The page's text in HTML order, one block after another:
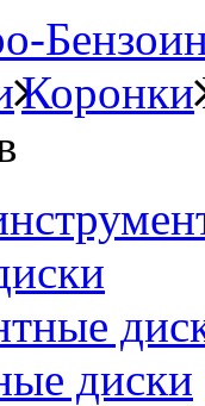
Коронки
диски